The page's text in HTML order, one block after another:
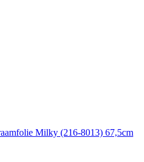
Milky (216-8013) 67,5cm